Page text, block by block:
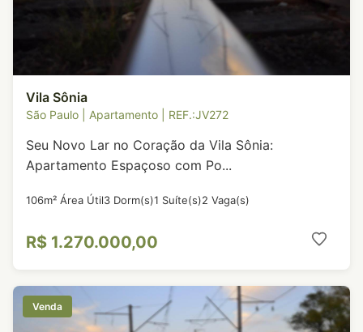
Vila Sônia
São Paulo | Apartamento | REF.:JV272
Seu Novo Lar no Coração da Vila Sônia:
Apartamento Espaçoso com Po...
106m² Área Útil3 Dorm(s)1 Suíte(s)2 Vaga(s)
R$ 1.270.000,00
Venda